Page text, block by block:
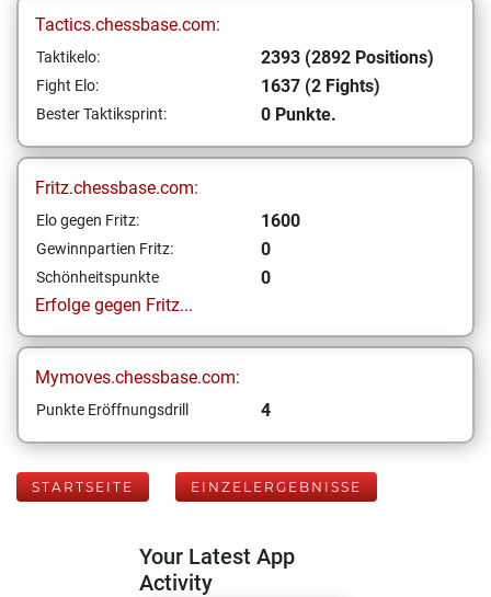
Tactics.chessbase.com:
Taktikelo: 2393 (2892 Positions)
Fight Elo: 1637 (2 Fights)
Bester Taktiksprint: 0 Punkte.
Fritz.chessbase.com:
Elo gegen Fritz: 1600
Gewinnpartien Fritz: 0
Schönheitspunkte
0
Erfolge gegen Fritz...
Mymoves.chessbase.com:
Punkte Eröffnungsdrill 4
STARTSEITE EINZELERGEBNISSE
Your Latest App
Activity